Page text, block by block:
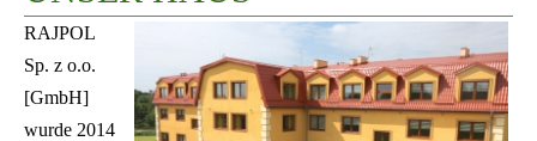
RAJPOL
Sp. z o.o.
[GmbH]
wurde 2014